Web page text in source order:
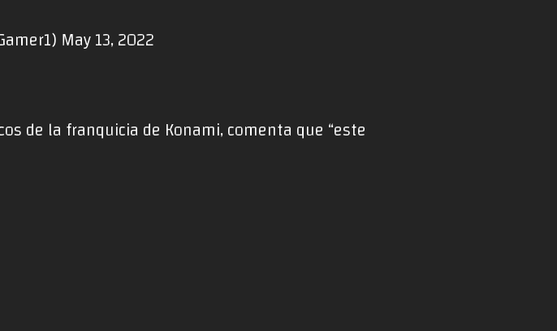
May 13, 2022
de la franquicia de Konami, comenta que “este